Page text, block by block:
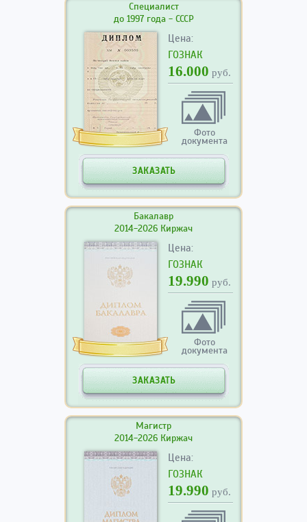
Специалист
до 1997 года - СССР
Цена:
ГОЗНАК
16.000 руб.
Фото
документа
ЗАКАЗАТЬ
Бакалавр
2014-2026 Киржач
Цена:
ГОЗНАК
19.990 руб.
Фото
документа
ЗАКАЗАТЬ
Магистр
2014-2026 Киржач
Цена:
ГОЗНАК
19.990 руб.